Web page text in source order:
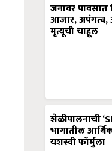
जनावर
आजार, अपंगत्व,
मृत्यूची चाहूल
शेळीपालनाची
भागातील
यशस्वी फॉर्मुला